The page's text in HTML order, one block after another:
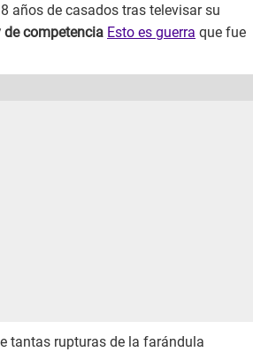
años de casados tras televisar su
de competencia Esto es guerra que fue
tantas rupturas de la farándula